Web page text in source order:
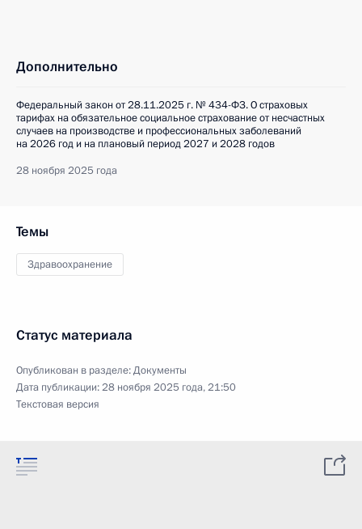
Дополнительно
Федеральный закон от 28.11.2025 г. № 434-ФЗ. О страховых
тарифах на обязательное социальное страхование от несчастных
случаев на производстве и профессиональных заболеваний
на 2026 год и на плановый период 2027 и 2028 годов
28 ноября 2025 года
Темы
Здравоохранение
Статус материала
Опубликован в разделе:Документы
Дата публикации:28 ноября 2025 года, 21:50
Текстовая версия